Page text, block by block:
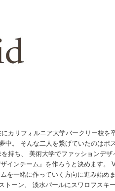
カリフォルニア大学バークリー校を
中。 そんな二人を繋げていたのはポ
持ち、 美術大学でファッションデ
インチーム』を作ろうと決めます。
を一緒に作っていく方向に進み始め
ーン、 淡水パールにスワロフスキ